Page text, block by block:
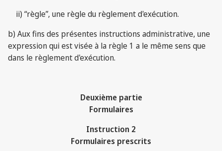
ii) “règle”, une règle du règlement d'exécution.
b) Aux fins des présentes instructions administrative, une
expression qui est visée à la règle 1 a le même sens que
dans le règlement d'exécution.
Deuxième partie
Formulaires
Instruction 2
Formulaires prescrits